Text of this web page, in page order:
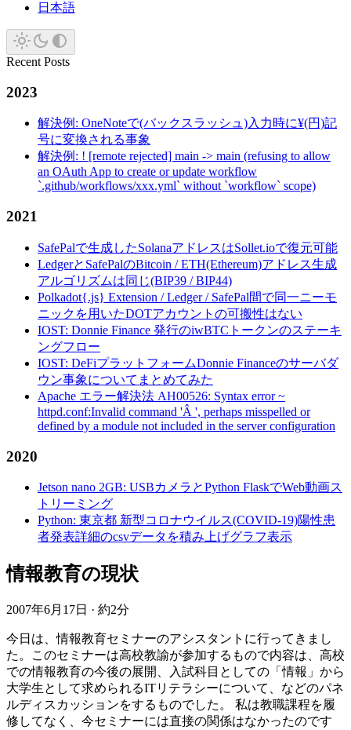
日本語
Recent Posts
2023
解決例: OneNoteで(バックスラッシュ)入力時に¥(円)記
号に変換される事象
解決例: ! [remote rejected] main -> main (refusing to allow
an OAuth App to create or update workflow
`.github/workflows/xxx.yml` without `workflow` scope)
2021
SafePalで生成したSolanaアドレスはSollet.ioで復元可能
LedgerとSafePalのBitcoin / ETH(Ethereum)アドレス生成
アルゴリズムは同じ(BIP39 / BIP44)
Polkadot{.js} Extension / Ledger / SafePal間で同一ニーモ
ニックを用いたDOTアカウントの可搬性はない
IOST: Donnie Finance 発行のiwBTCトークンのステーキ
ングフロー
IOST: DeFiプラットフォームDonnie Financeのサーバダ
ウン事象についてまとめてみた
Apache エラー解決法 AH00526: Syntax error ~
httpd.conf:Invalid command 'Â ', perhaps misspelled or
defined by a module not included in the server configuration
2020
Jetson nano 2GB: USBカメラとPython FlaskでWeb動画ス
トリーミング
Python: 東京都 新型コロナウイルス(COVID-19)陽性患
者発表詳細のcsvデータを積み上げグラフ表示
情報教育の現状
2007年6月17日 · 約2分
今日は、情報教育セミナーのアシスタントに行ってきまし
た。このセミナーは高校教諭が参加するもので内容は、高校
での情報教育の今後の展開、入試科目としての「情報」から
大学生として求められるITリテラシーについて、などのパネ
ルディスカッションをするものでした。 私は教職課程を履
修してなく、今セミナーには直接の関係はなかったのです